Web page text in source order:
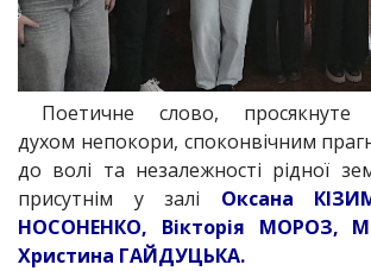
Поетичне слово, просякнуте
духом непокори, споконвічним
до волі та незалежності рідної
присутнім у залі Оксана
НОСОНЕНКО, Вікторія МОРОЗ,
Христина ГАЙДУЦЬКА.